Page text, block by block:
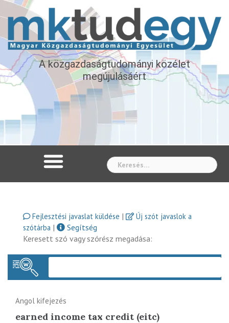
A közgazdaságtudományi közélet
megújulásáért
Fejlesztési javaslat küldése |
Új szót javaslok a
szótárba |
Segítség
Keresett szó vagy szórész megadása:
Angol kifejezés
earned income tax credit (eitc)